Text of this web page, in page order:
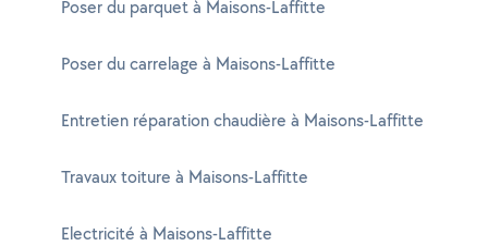
Poser du parquet à Maisons-Laffitte
Poser du carrelage à Maisons-Laffitte
Entretien réparation chaudière à Maisons-Laffitte
Travaux toiture à Maisons-Laffitte
Electricité à Maisons-Laffitte